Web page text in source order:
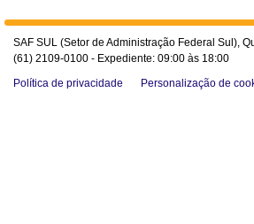
SAF SUL (Setor de Administração Federal Sul),
(61) 2109-0100 - Expediente: 09:00 às 18:00
Política de privacidade
Personalização de